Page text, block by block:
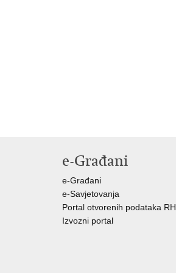
e-Građani
e-Građani
e-Savjetovanja
Portal otvorenih podataka RH
Izvozni portal